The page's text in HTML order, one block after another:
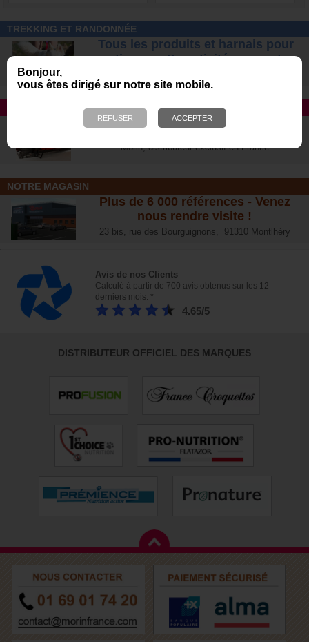
Bonjour,
vous êtes dirigé sur notre site mobile.
TREKKING ET RANDONNÉE
Tous les produits et harnais pour
pratiquer cette activité avec votre
TAPIS ROULANT
Avec DOG RUNNER et Dog Pacer
Morin, distributeur exclusif en France
NOTRE MAGASIN
Plus de 6 000 références - Venez
nous rendre visite !
23 bis, rue des Bourguignons, 91310 Montlhéry
Avis de nos Clients
Calculé à partir de 700 avis obtenus sur les 12
derniers mois. *
4.65/5
DISTRIBUTEUR OFFICIEL DES MARQUES